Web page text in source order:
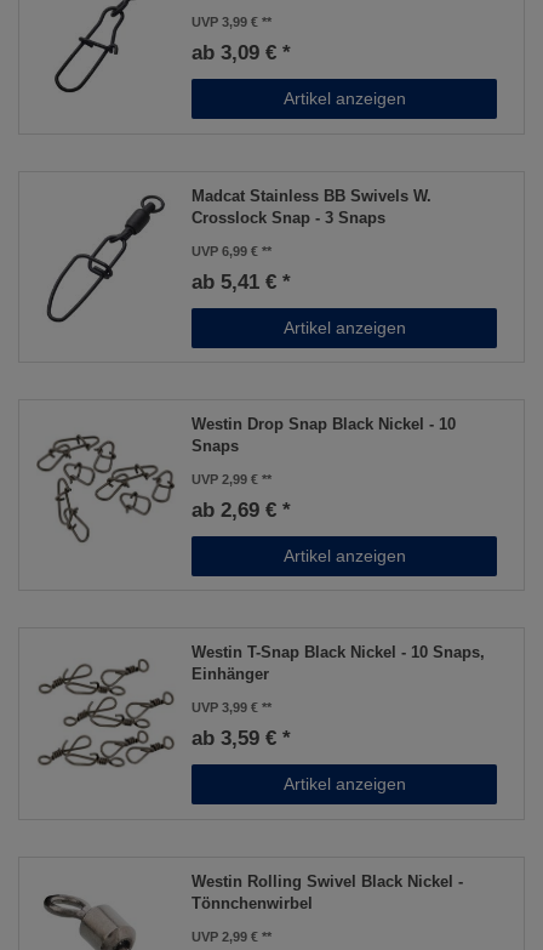
UVP 3,99 €
ab 3,09 € *
Artikel anzeigen
Madcat Stainless BB Swivels W.
Crosslock Snap - 3 Snaps
UVP 6,99 €
ab 5,41 € *
Artikel anzeigen
Westin Drop Snap Black Nickel - 10
Snaps
UVP 2,99 €
ab 2,69 € *
Artikel anzeigen
Westin T-Snap Black Nickel - 10 Snaps,
Einhänger
UVP 3,99 €
ab 3,59 € *
Artikel anzeigen
Westin Rolling Swivel Black Nickel -
Tönnchenwirbel
UVP 2,99 €